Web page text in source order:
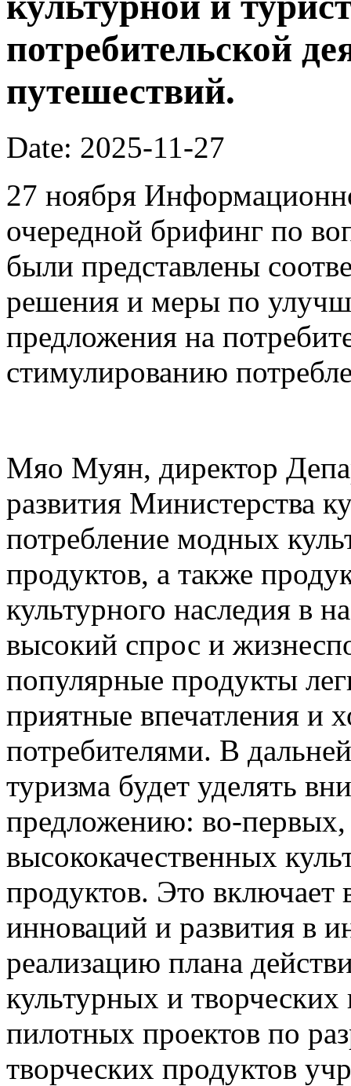
потребительской
путешествий.
Date: 2025-11-27
27 ноября
очередной брифинг по
были представлены
решения и меры по
предложения на
стимулированию
Мяо Муян, директор
развития Министерства
потребление модных
продуктов, а также
культурного наследия в
высокий спрос и
популярные продукты
приятные впечатления и
потребителями. В
туризма будет уделять
предложению: во-первых,
высококачественных
продуктов. Это включает
инноваций и развития в
реализацию плана
культурных и
пилотных проектов по
творческих продуктов